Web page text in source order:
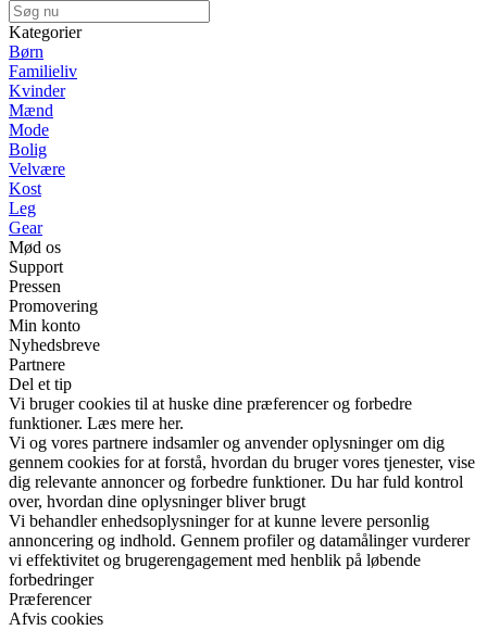
Kategorier
Børn
Familieliv
Kvinder
Mænd
Mode
Bolig
Velvære
Kost
Leg
Gear
Mød os
Support
Pressen
Promovering
Min konto
Nyhedsbreve
Partnere
Del et tip
Vi bruger cookies til at huske dine præferencer og forbedre
funktioner. Læs mere her.
Vi og vores partnere indsamler og anvender oplysninger om dig
gennem cookies for at forstå, hvordan du bruger vores tjenester, vise
dig relevante annoncer og forbedre funktioner. Du har fuld kontrol
over, hvordan dine oplysninger bliver brugt
Vi behandler enhedsoplysninger for at kunne levere personlig
annoncering og indhold. Gennem profiler og datamålinger vurderer
vi effektivitet og brugerengagement med henblik på løbende
forbedringer
Præferencer
Afvis cookies